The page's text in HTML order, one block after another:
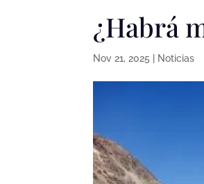
¿Habrá
Nov 21, 2025 Noticias